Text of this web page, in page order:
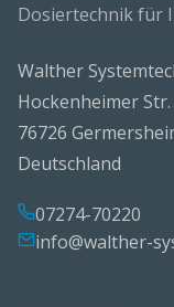
Dosiertechnik für
Walther
Hockenheimer Str.
76726
Deutschland
07274-70220
info@walther-